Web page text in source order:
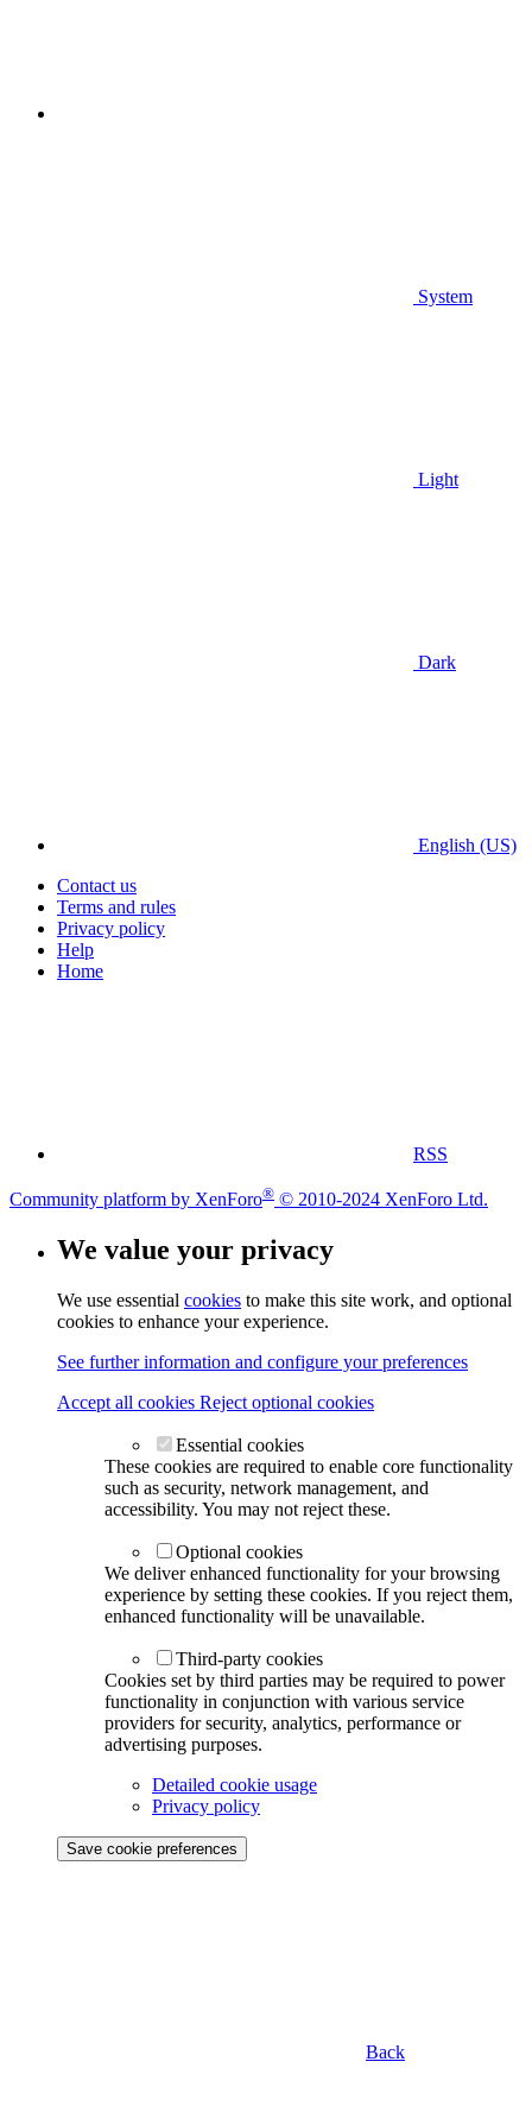
System
Light
Dark
English (US)
Contact us
Terms and rules
Privacy policy
Help
Home
RSS
Community platform by XenForo® © 2010-2024 XenForo Ltd.
We value your privacy
We use essential cookies to make this site work, and optional
cookies to enhance your experience.
See further information and configure your preferences
Accept all cookies Reject optional cookies
Essential cookies
These cookies are required to enable core functionality
such as security, network management, and
accessibility. You may not reject these.
Optional cookies
We deliver enhanced functionality for your browsing
experience by setting these cookies. If you reject them,
enhanced functionality will be unavailable.
Third-party cookies
Cookies set by third parties may be required to power
functionality in conjunction with various service
providers for security, analytics, performance or
advertising purposes.
Detailed cookie usage
Privacy policy
Save cookie preferences
Back